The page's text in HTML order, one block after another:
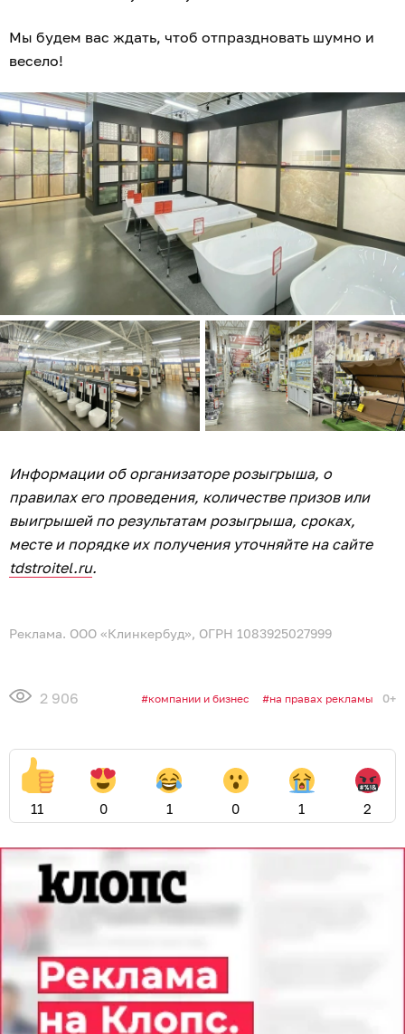
Мы будем вас ждать, чтоб отпраздновать шумно и
весело!
Информации об организаторе розыгрыша, о
правилах его проведения, количестве призов или
выигрышей по результатам розыгрыша, сроках,
месте и порядке их получения уточняйте на сайте
tdstroitel.ru.
Реклама. ООО «Клинкербуд», ОГРН 1083925027999
2 906 компании и бизнес на правах рекламы 0+
11 0 1 0 1 2